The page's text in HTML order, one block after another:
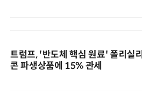
트럼프, '반도체 핵심 원료' 폴리실리
콘 파생상품에 15% 관세